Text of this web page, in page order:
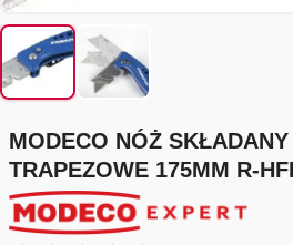
MODECO NÓŻ
TRAPEZOWE 175MM R-